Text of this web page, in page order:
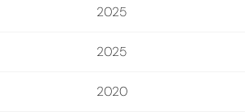
2025
2025
2020